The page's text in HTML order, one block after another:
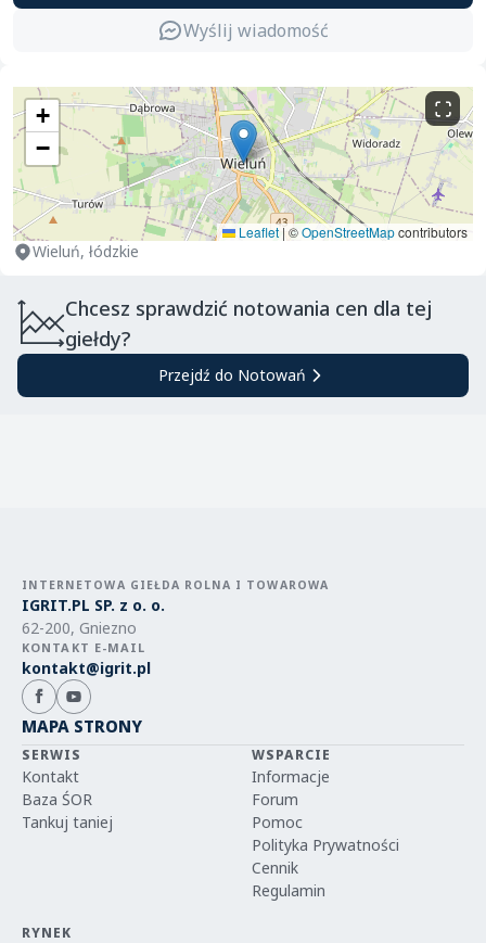
Wyślij wiadomość
+
−
Leaflet |©OpenStreetMapcontributors
Wieluń, łódzkie
Chcesz sprawdzić notowania cen dla tej
giełdy?
Przejdź do Notowań
INTERNETOWA GIEŁDA ROLNA I TOWAROWA
IGRIT.PL SP. z o. o.
62-200, Gniezno
KONTAKT E-MAIL
kontakt@igrit.pl
MAPA STRONY
SERWIS
Kontakt
Baza ŚOR
Tankuj taniej
WSPARCIE
Informacje
Forum
Pomoc
Polityka Prywatności
Cennik
Regulamin
RYNEK